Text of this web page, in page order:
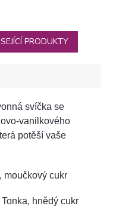
PRODUKTY
svíčka se
vanilkového
potěší vaše
moučkový cukr
hnědý cukr